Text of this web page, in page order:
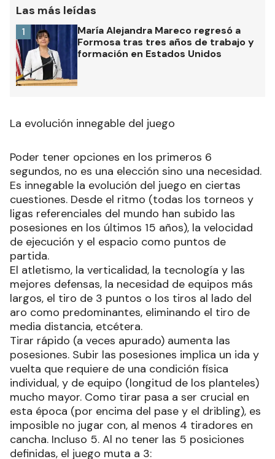
Las más leídas
María Alejandra Mareco regresó a
Formosa tras tres años de trabajo y
formación en Estados Unidos
1
La evolución innegable del juego
Poder tener opciones en los primeros 6
segundos, no es una elección sino una necesidad.
Es innegable la evolución del juego en ciertas
cuestiones. Desde el ritmo (todas los torneos y
ligas referenciales del mundo han subido las
posesiones en los últimos 15 años), la velocidad
de ejecución y el espacio como puntos de
partida.
El atletismo, la verticalidad, la tecnología y las
mejores defensas, la necesidad de equipos más
largos, el tiro de 3 puntos o los tiros al lado del
aro como predominantes, eliminando el tiro de
media distancia, etcétera.
Tirar rápido (a veces apurado) aumenta las
posesiones. Subir las posesiones implica un ida y
vuelta que requiere de una condición física
individual, y de equipo (longitud de los planteles)
mucho mayor. Como tirar pasa a ser crucial en
esta época (por encima del pase y el dribling), es
imposible no jugar con, al menos 4 tiradores en
cancha. Incluso 5. Al no tener las 5 posiciones
definidas, el juego muta a 3: